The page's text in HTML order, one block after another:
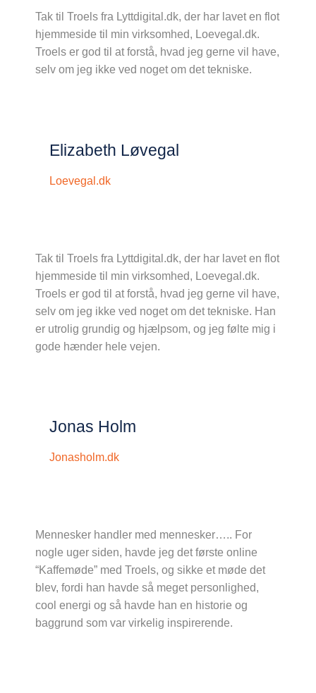
Tak til Troels fra Lyttdigital.dk, der har lavet en flot
hjemmeside til min virksomhed, Loevegal.dk.
Troels er god til at forstå, hvad jeg gerne vil have,
selv om jeg ikke ved noget om det tekniske.
Elizabeth Løvegal
Loevegal.dk
Tak til Troels fra Lyttdigital.dk, der har lavet en flot
hjemmeside til min virksomhed, Loevegal.dk.
Troels er god til at forstå, hvad jeg gerne vil have,
selv om jeg ikke ved noget om det tekniske. Han
er utrolig grundig og hjælpsom, og jeg følte mig i
gode hænder hele vejen.
Jonas Holm
Jonasholm.dk
Mennesker handler med mennesker….. For
nogle uger siden, havde jeg det første online
“Kaffemøde” med Troels, og sikke et møde det
blev, fordi han havde så meget personlighed,
cool energi og så havde han en historie og
baggrund som var virkelig inspirerende.